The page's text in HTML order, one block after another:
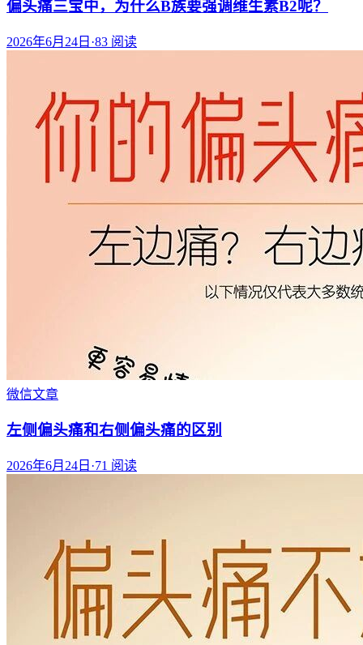
偏头痛三宝中，为什么B族要强调维生素B2呢？
2026年6月24日 ·83 阅读
微信文章
左侧偏头痛和右侧偏头痛的区别
2026年6月24日 ·71 阅读